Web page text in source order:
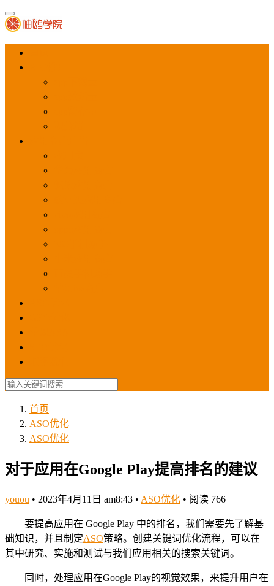
首页
ASO优化
ASO优化
对于应用在Google Play提高排名的建议
youou • 2023年4月11日 am8:43 • ASO优化 • 阅读 766
要提高应用在 Google Play 中的排名，我们需要先了解基
础知识，并且制定ASO策略。创建关键词优化流程，可以在
其中研究、实施和测试与我们应用相关的搜索关键词。
同时，处理应用在Google Play的视觉效果，来提升用户在